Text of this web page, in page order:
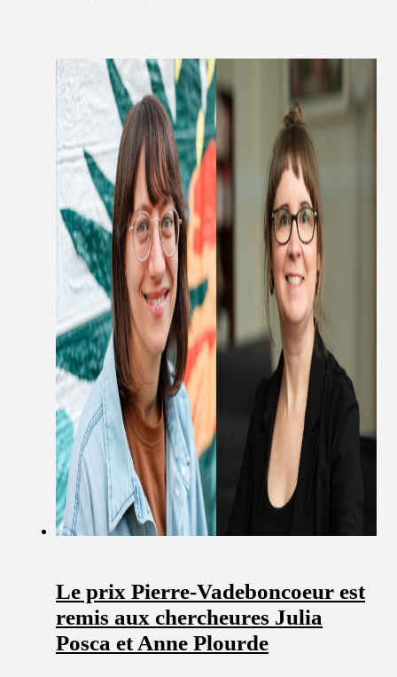
Le prix Pierre-Vadeboncoeur est
remis aux chercheures Julia
Posca et Anne Plourde